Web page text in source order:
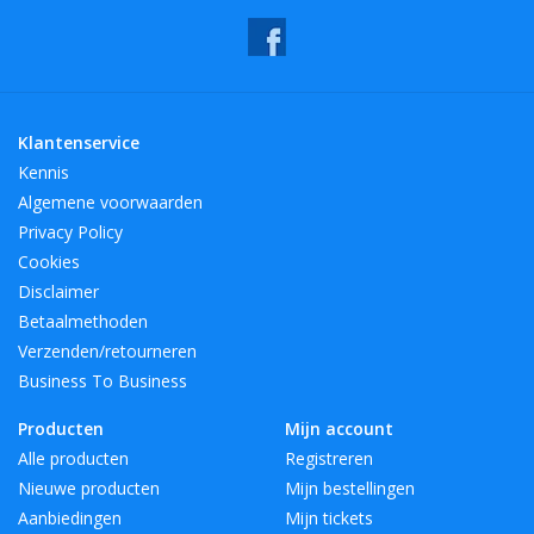
- Compatibiliteit van de magnetron: nee
- Compatibiliteit van de oven: nee
op deze link te klikken:
U kunt de verpakking van onze producten in de gele
prullenbakken recyclen.
kleuren: Goud
Materialen: Glas, Glas, Massief goud
merk: AULICA
SKU: 956317
Klantenservice
Kennis
Algemene voorwaarden
Privacy Policy
Cookies
Disclaimer
Betaalmethoden
Verzenden/retourneren
Business To Business
Producten
Alle producten
Nieuwe producten
Aanbiedingen
Mijn account
Registreren
Mijn bestellingen
Mijn tickets